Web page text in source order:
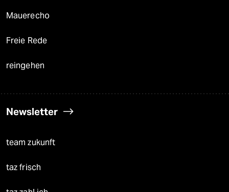
Mauerecho
Freie Rede
reingehen
Newsletter
team zukunft
taz frisch